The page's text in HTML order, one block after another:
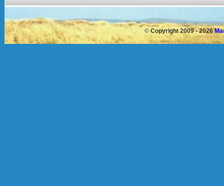
© Copyright 2009 - 2026